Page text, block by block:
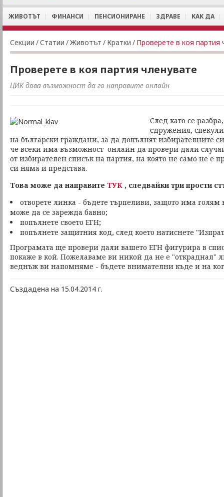
ЖИВОТЪТ ФИНАНСИ ПЕНСИОНИРАНЕ ЗДРАВЕ КАК ДА
Секции /Статии /Животът / Кратки / Проверете в коя партия
Проверете в коя партия членувате
ЦИК дава възможност да го направите онлайн
След като се
сдружения,
на български граждани, за да допълнят избирателните
че всеки има възможност онлайн да провери дали
от избирателен списък на партия, на която не само не е
си няма и представа.
Това може да направите ТУК , следвайки три прости
отворете линка - бъдете търпеливи, защото има
може да се зарежда бавно;
попълнете своето ЕГН;
попълнете защитния код, след което натиснете
Програмата ще провери дали вашето ЕГН фигурира в
покаже в кой. Пожелаваме ви никой да не е "откраднал"
веднъж ви напомняме - бъдете внимателни къде и на
Създадена на 15.04.2014 г.